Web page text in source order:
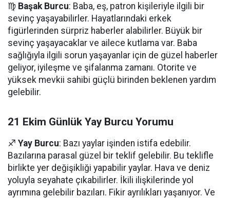
♍ Başak Burcu: Baba, eş, patron kişileriyle ilgili bir
sevinç yaşayabilirler. Hayatlarındaki erkek
figürlerinden sürpriz haberler alabilirler. Büyük bir
sevinç yaşayacaklar ve ailece kutlama var. Baba
sağlığıyla ilgili sorun yaşayanlar için de güzel haberler
geliyor, iyileşme ve şifalanma zamanı. Otorite ve
yüksek mevkii sahibi güçlü birinden beklenen yardım
gelebilir.
21 Ekim Günlük Yay Burcu Yorumu
♐ Yay Burcu: Bazı yaylar işinden istifa edebilir.
Bazılarına parasal güzel bir teklif gelebilir. Bu teklifle
birlikte yer değişikliği yapabilir yaylar. Hava ve deniz
yoluyla seyahate çıkabilirler. İkili ilişkilerinde yol
ayrımına gelebilir bazıları. Fikir ayrılıkları yaşanıyor. Ve